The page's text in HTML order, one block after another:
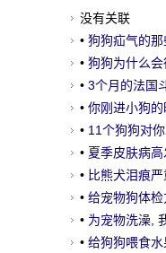
没有关联
• 狗狗疝气的
• 狗狗为什么
• 3个月的法国
• 你刚进小狗
• 11个狗狗对
• 夏季皮肤病
• 比熊犬泪痕
• 给宠物狗体检
• 为宠物洗澡,
• 给狗狗喂食